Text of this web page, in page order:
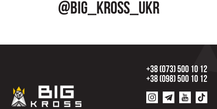
@big_kross_ukr
+38 (073) 500 10 12
+38 (098) 500 10 12